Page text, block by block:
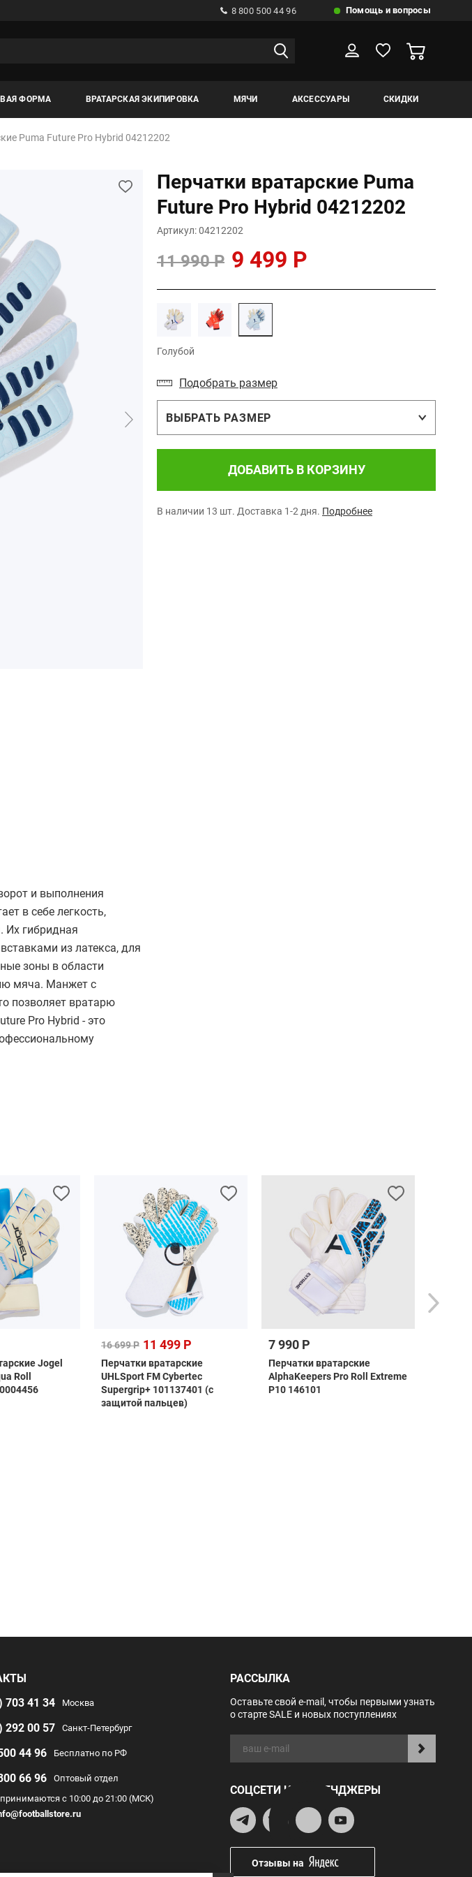
8 800 500 44 96 Помощь и вопросы
ФОРМА ВРАТАРСКАЯ ЭКИПИРОВКА МЯЧИ АКСЕССУАРЫ СКИДКИ
Puma Future Pro Hybrid 04212202
Перчатки вратарские Puma
Future Pro Hybrid 04212202
Артикул: 04212202
11 990 Р 9 499 Р
Голубой
Подобрать размер
ВЫБРАТЬ РАЗМЕР
ДОБАВИТЬ В КОРЗИНУ
В наличии 13 шт. Доставка 1-2 дня. Подробнее
и выполнения
в себе легкость,
Их гибридная
из латекса, для
зоны в области
мяча. Манжет с
позволяет вратарю
Pro Hybrid - это
Jogel
Roll
16 699 Р 11 499 Р
Перчатки вратарские
UHLSport FM Cybertec
Supergrip+ 101137401 (с
защитой пальцев)
7 990 Р
Перчатки вратарские
AlphaKeepers Pro Roll Extreme
P10 146101
703 41 34
Москва
292 00 57 Санкт-Петербург
44 96 Бесплатно по РФ
66 96
Оптовый отдел
с 10:00 до 21:00 (МСК)
РАССЫЛКА
Оставьте свой e-mail, чтобы первыми узнать
о старте SALE и новых поступлениях
СОЦСЕТИ И МЕССЕНДЖЕРЫ
Отзывы на